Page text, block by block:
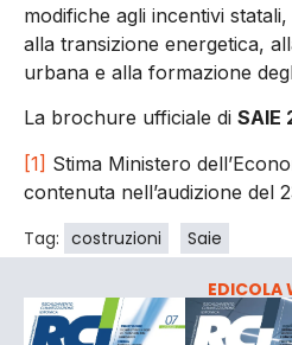
modifiche agli incentivi
alla transizione energetica,
urbana e alla formazione
La brochure ufficiale di SAIE
[1] Stima Ministero
contenuta nell’audizione del
Tag: costruzioni Saie
EDICOLA